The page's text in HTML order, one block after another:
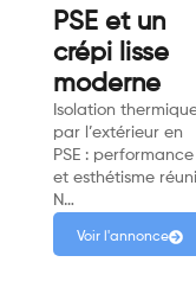
PSE et un
crépi lisse
moderne
Isolation
par l’extérieur en
PSE : performance
et esthétisme
N…
Voir l'annonce